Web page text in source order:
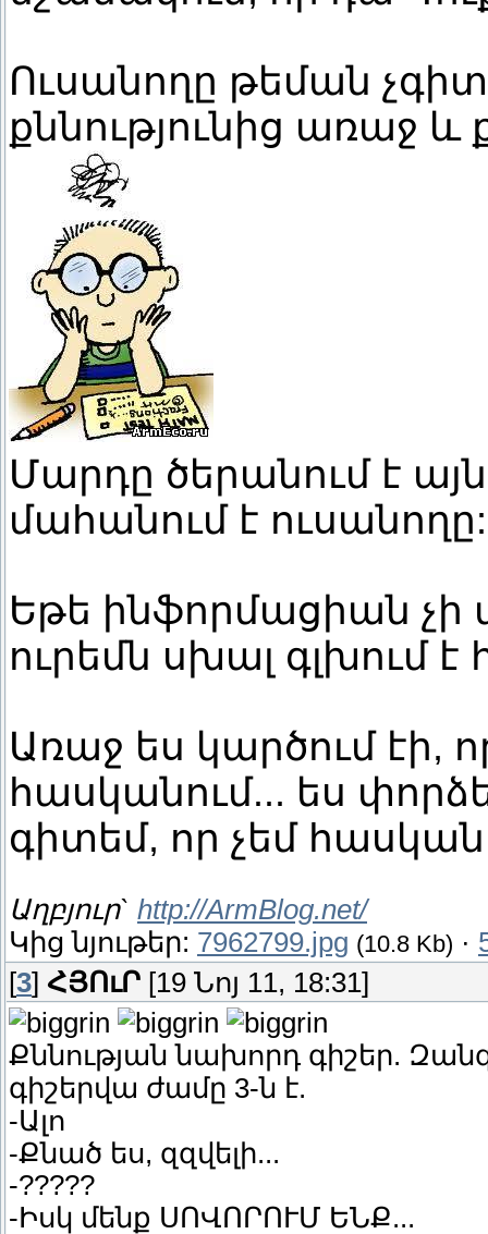
Ուսանողը թեման
քննությունից առաջ և
Մարդը ծերանում է
մահանում է ուսանողը:
Եթե ինֆորմացիան չի
ուրեմն սխալ գլխում է
Առաջ ես կարծում էի,
հասկանում... ես
գիտեմ, որ չեմ
Աղբյուր` http://ArmBlog.net/
Կից նյութեր: 7962799.jpg (10.8 Kb) ·
[3] ՀՅՈւՐ [19 Նոյ 11, 18:31]
Քննության նախորդ գիշեր.
գիշերվա ժամը 3-ն է.
-Ալո
-Քնած ես, զզվելի...
-?????
-Իսկ մենք ՍՈՎՈՐՈՒՄ ԵՆՔ...